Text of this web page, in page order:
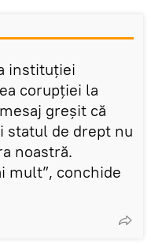
instituției
corupției la
greșit că
statul de drept nu
noastră.
mult”, conchide